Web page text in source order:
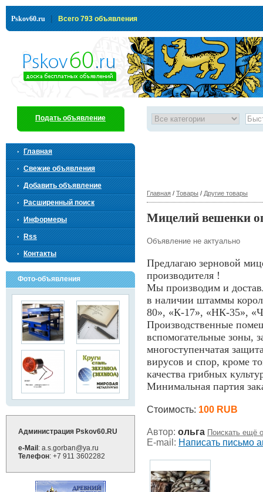
Pskov60.ru | Всего 793 объявления
Главная / Товары / Другие товары
Мицелий вешенки
Объявление не актуально
Предлагаю зерновой
производителя !
Мы производим и
в наличии штаммы
80», «К-17», «НК-35»,
Производственные
вспомогательные зоны,
многоступенчатая
вирусов и спор, кроме
качества грибных
Минимальная партия
Стоимость: 100 RUB
Автор: ольга Поискать ещё
E-mail: Написать письмо
Подать объявление
Главная
Свежие объявления
Добавить объявление
Расширенный поиск
Информеры
Rss
Контакты
Фото-объявления
Администрация Pskov60.RU
e-Mail : a.s.gorban@ya.ru
Телефон: +7 911 3602282